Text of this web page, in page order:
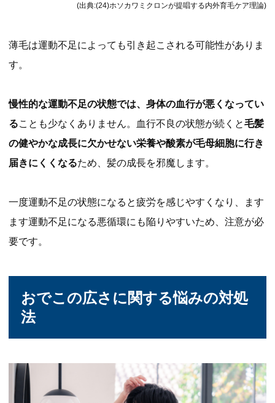
(出典:(24)ホソカワミクロンが提唱する内外育毛ケア理論)
薄毛は運動不足によっても引き起こされる可能性がありま
す。
慢性的な運動不足の状態では、身体の血行が悪くなってい
ることも少なくありません。血行不良の状態が続くと毛髪
の健やかな成長に欠かせない栄養や酸素が毛母細胞に行き
届きにくくなるため、髪の成長を邪魔します。
一度運動不足の状態になると疲労を感じやすくなり、ます
ます運動不足になる悪循環にも陥りやすいため、注意が必
要です。
おでこの広さに関する悩みの対処
法